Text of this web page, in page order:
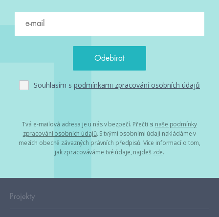
Souhlasím s podmínkami zpracování osobních údajů
Tvá e-mailová adresa je u nás v bezpečí. Přečti si naše podmínky
zpracování osobních údajů. S tvými osobními údaji nakládáme v
mezích obecně závazných právních předpisů. Více informací o tom,
jak zpracováváme tvé údaje, najdeš zde.
Projekty